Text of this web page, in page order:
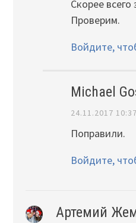
Скорее
Проверим.
Войдите,
Michael
24.11.2017 10:37
Поправили.
Войдите,
Артемий